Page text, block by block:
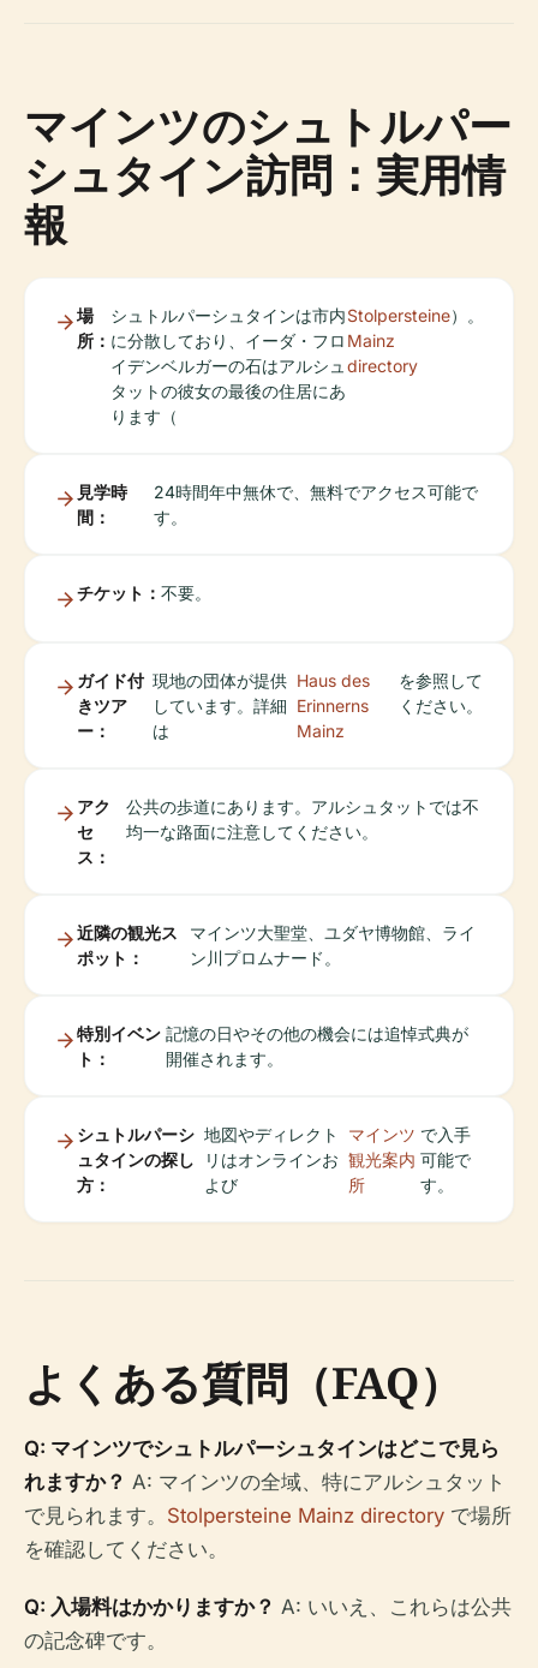
マインツのシュトルパー
シュタイン訪問：実用情
報
場
所：
シュトルパーシュタインは市内
に分散しており、イーダ・フロ
イデンベルガーの石はアルシュ
タットの彼女の最後の住居にあ
ります（
Stolpersteine
Mainz
directory
）。
見学時
間：
24時間年中無休で、無料でアクセス可能で
す。
チケット： 不要。
ガイド付
きツア
ー：
現地の団体が提供
しています。詳細
は
Haus des
Erinnerns
Mainz
を参照して
ください。
アク
セ
ス：
公共の歩道にあります。アルシュタットでは不
均一な路面に注意してください。
近隣の観光ス
ポット：
マインツ大聖堂、ユダヤ博物館、ライ
ン川プロムナード。
特別イベン
ト：
記憶の日やその他の機会には追悼式典が
開催されます。
シュトルパーシ
ュタインの探し
方：
地図やディレクト
リはオンラインお
よび
マインツ
観光案内
所
で入手
可能で
す。
よくある質問（FAQ）
Q: マインツでシュトルパーシュタインはどこで見ら
れますか？ A: マインツの全域、特にアルシュタット
で見られます。 Stolpersteine Mainz directory で場所
を確認してください。
Q: 入場料はかかりますか？ A: いいえ、これらは公共
の記念碑です。